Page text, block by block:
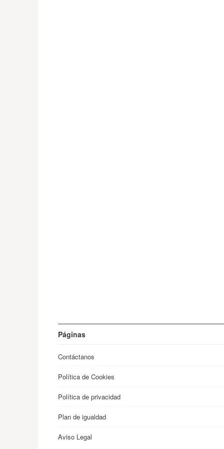
Páginas
Contáctanos
Política de Cookies
Política de privacidad
Plan de igualdad
Aviso Legal